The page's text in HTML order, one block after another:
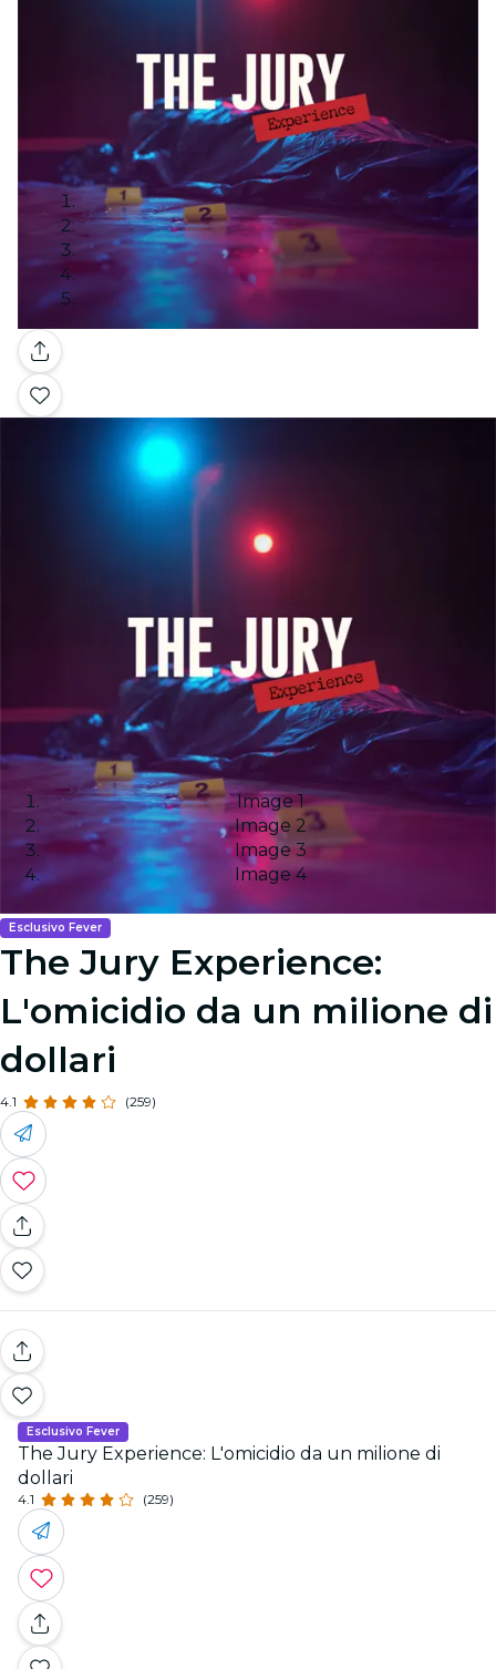
Galleria
Image 1
Image 2
Image 3
Image 4
Esclusivo Fever
The Jury Experience:
L'omicidio da un milione di
dollari
4.1 (259)
Esclusivo Fever
The Jury Experience: L'omicidio da un milione di
dollari
4.1 (259)